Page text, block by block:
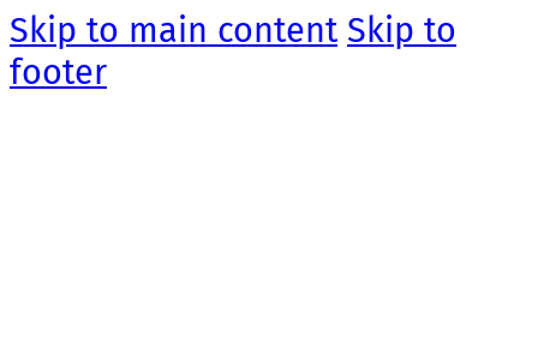
Skip to main content Skip to
footer